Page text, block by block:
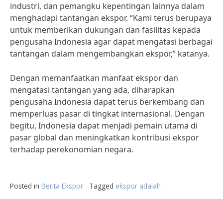
industri, dan pemangku kepentingan lainnya dalam
menghadapi tantangan ekspor. “Kami terus berupaya
untuk memberikan dukungan dan fasilitas kepada
pengusaha Indonesia agar dapat mengatasi berbagai
tantangan dalam mengembangkan ekspor,” katanya.
Dengan memanfaatkan manfaat ekspor dan
mengatasi tantangan yang ada, diharapkan
pengusaha Indonesia dapat terus berkembang dan
memperluas pasar di tingkat internasional. Dengan
begitu, Indonesia dapat menjadi pemain utama di
pasar global dan meningkatkan kontribusi ekspor
terhadap perekonomian negara.
Posted in Berita Ekspor Tagged ekspor adalah